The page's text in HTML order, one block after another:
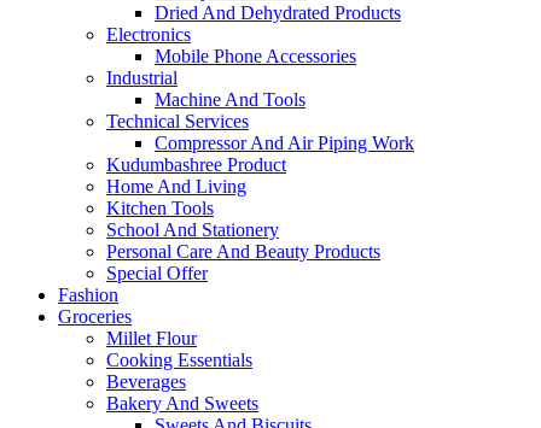
Dried And Dehydrated Products
Electronics
Mobile Phone Accessories
Industrial
Machine And Tools
Technical Services
Compressor And Air Piping Work
Kudumbashree Product
Home And Living
Kitchen Tools
School And Stationery
Personal Care And Beauty Products
Special Offer
Fashion
Groceries
Millet Flour
Cooking Essentials
Beverages
Bakery And Sweets